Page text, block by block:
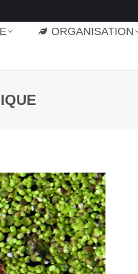
ORGANISATION